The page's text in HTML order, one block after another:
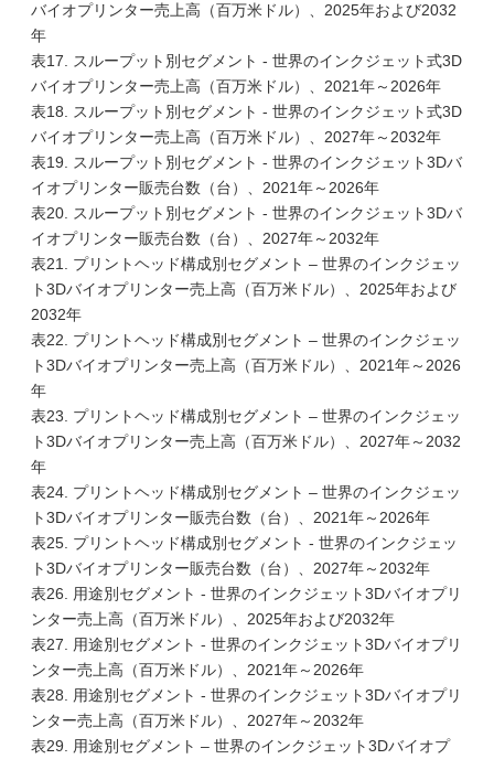
バイオプリンター売上高（百万米ドル）、2025年および2032
年
表17. スループット別セグメント - 世界のインクジェット式3D
バイオプリンター売上高（百万米ドル）、2021年～2026年
表18. スループット別セグメント - 世界のインクジェット式3D
バイオプリンター売上高（百万米ドル）、2027年～2032年
表19. スループット別セグメント - 世界のインクジェット3Dバ
イオプリンター販売台数（台）、2021年～2026年
表20. スループット別セグメント - 世界のインクジェット3Dバ
イオプリンター販売台数（台）、2027年～2032年
表21. プリントヘッド構成別セグメント – 世界のインクジェッ
ト3Dバイオプリンター売上高（百万米ドル）、2025年および
2032年
表22. プリントヘッド構成別セグメント – 世界のインクジェッ
ト3Dバイオプリンター売上高（百万米ドル）、2021年～2026
年
表23. プリントヘッド構成別セグメント – 世界のインクジェッ
ト3Dバイオプリンター売上高（百万米ドル）、2027年～2032
年
表24. プリントヘッド構成別セグメント – 世界のインクジェッ
ト3Dバイオプリンター販売台数（台）、2021年～2026年
表25. プリントヘッド構成別セグメント - 世界のインクジェッ
ト3Dバイオプリンター販売台数（台）、2027年～2032年
表26. 用途別セグメント - 世界のインクジェット3Dバイオプリ
ンター売上高（百万米ドル）、2025年および2032年
表27. 用途別セグメント - 世界のインクジェット3Dバイオプリ
ンター売上高（百万米ドル）、2021年～2026年
表28. 用途別セグメント - 世界のインクジェット3Dバイオプリ
ンター売上高（百万米ドル）、2027年～2032年
表29. 用途別セグメント – 世界のインクジェット3Dバイオプ